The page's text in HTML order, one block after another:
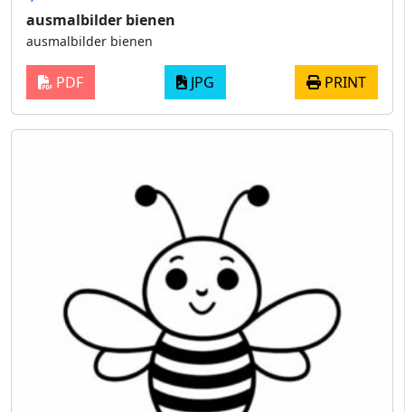
ausmalbilder bienen
ausmalbilder bienen
PDF JPG PRINT